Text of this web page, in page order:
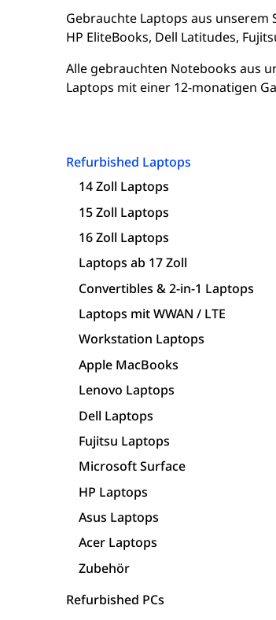
Laptops ab 17 Zoll
& 2-in-1 Laptops
Workstation Laptops
Lenovo Laptops
Fujitsu Laptops
HP Laptops
Asus Laptops
Zubehör
Dell PCs
Fujitsu PCs
Gebrauchte Laptops aus
HP EliteBooks, Dell Latitudes,
Alle gebrauchten Notebooks aus
Laptops mit einer 12-monatigen
Refurbished Laptops
14 Zoll Laptops
15 Zoll Laptops
16 Zoll Laptops
Laptops ab 17 Zoll
Convertibles & 2-in-1 Laptops
Laptops mit WWAN / LTE
Workstation Laptops
Apple MacBooks
Lenovo Laptops
Dell Laptops
Fujitsu Laptops
Microsoft Surface
HP Laptops
Asus Laptops
Acer Laptops
Zubehör
Refurbished PCs